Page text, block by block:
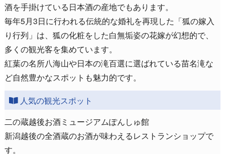
酒を手掛けている日本酒の産地でもあります。
毎年5月3日に行われる伝統的な婚礼を再現した「狐の嫁入
り行列」は、狐の化粧をした白無垢姿の花嫁が幻想的で、
多くの観光客を集めています。
紅葉の名所八海山や日本の滝百選に選ばれている苗名滝な
ど自然豊かなスポットも魅力的です。
人気の観光スポット
二の蔵越後お酒ミュージアムぽんしゅ館
新潟越後の全酒蔵のお酒が味わえるレストランショップで
す。